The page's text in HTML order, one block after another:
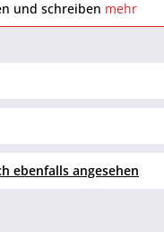
und schreiben mehr
ebenfalls angesehen